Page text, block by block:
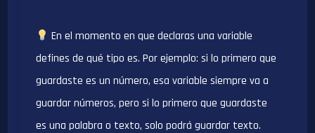
En el momento en que declaras una variable
defines de qué tipo es. Por ejemplo: si lo primero que
guardaste es un número, esa variable siempre va a
guardar números, pero si lo primero que guardaste
es una palabra o texto, solo podrá guardar texto.